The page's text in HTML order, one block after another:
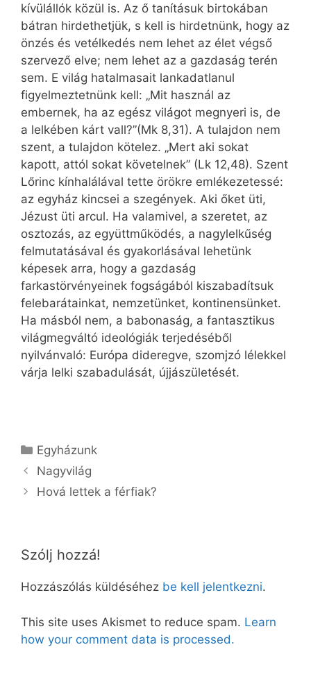
kívülállók közül is. Az ő tanításuk birtokában
bátran hirdethetjük, s kell is hirdetnünk, hogy az
önzés és vetélkedés nem lehet az élet végső
szervező elve; nem lehet az a gazdaság terén
sem. E világ hatalmasait lankadatlanul
figyelmeztetnünk kell: „Mit használ az
embernek, ha az egész világot megnyeri is, de
a lelkében kárt vall?”(Mk 8,31). A tulajdon nem
szent, a tulajdon kötelez. „Mert aki sokat
kapott, attól sokat követelnek” (Lk 12,48). Szent
Lőrinc kínhalálával tette örökre emlékezetessé:
az egyház kincsei a szegények. Aki őket üti,
Jézust üti arcul. Ha valamivel, a szeretet, az
osztozás, az együttműködés, a nagylelkűség
felmutatásával és gyakorlásával lehetünk
képesek arra, hogy a gazdaság
farkastörvényeinek fogságából kiszabadítsuk
felebarátainkat, nemzetünket, kontinensünket.
Ha másból nem, a babonaság, a fantasztikus
világmegváltó ideológiák terjedéséből
nyilvánvaló: Európa dideregve, szomjzó lélekkel
várja lelki szabadulását, újjászületését.
Kategória
Egyházunk
Nagyvilág
Hová lettek a férfiak?
Szólj hozzá!
Hozzászólás küldéséhez be kell jelentkezni.
This site uses Akismet to reduce spam. Learn
how your comment data is processed.